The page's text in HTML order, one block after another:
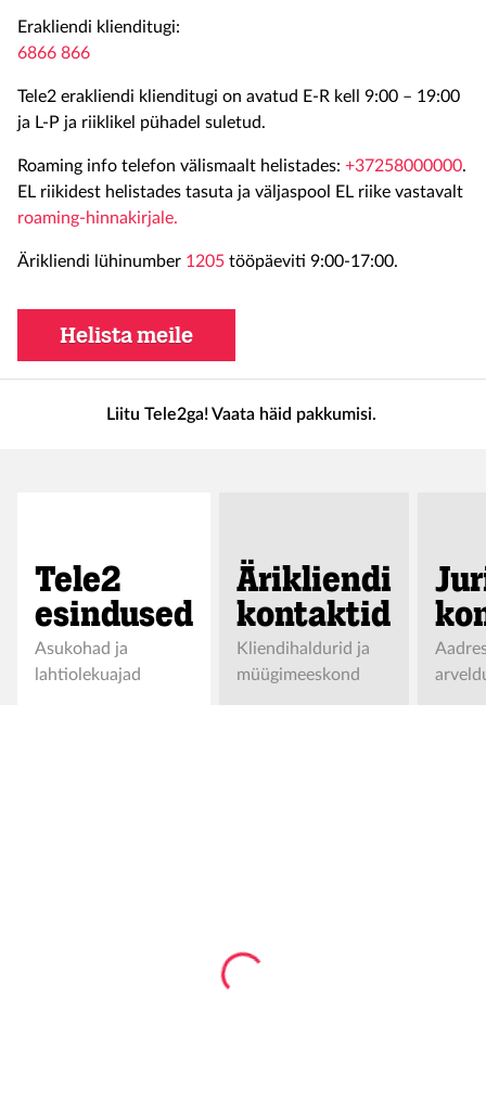
Erakliendi klienditugi:
6866 866
Tele2 erakliendi klienditugi on avatud E-R kell 9:00 – 19:00
ja L-P ja riiklikel pühadel suletud.
Roaming info telefon välismaalt helistades: +37258000000.
EL riikidest helistades tasuta ja väljaspool EL riike vastavalt
roaming-hinnakirjale.
Ärikliendi lühinumber 1205 tööpäeviti 9:00-17:00.
Helista meile
Liitu Tele2ga! Vaata häid pakkumisi.
Tele2
esindused
Asukohad ja
lahtiolekuajad
Ärikliendi
kontaktid
Kliendihaldurid ja
müügimeeskond